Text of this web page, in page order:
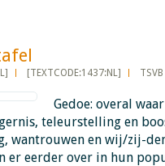
[TEXTCODE:1437:NL]
Gedoe: overal
teleurstelling en
wantrouwen en wij/zij-
er eerder over in hun